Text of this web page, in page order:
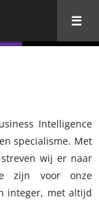
Intelligence
specialisme. Met
wij er naar
zijn voor onze
integer, met altijd